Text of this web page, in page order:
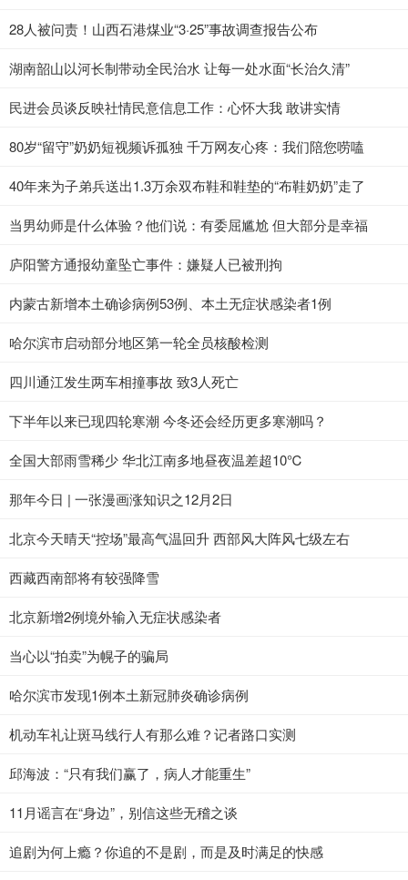
28人被问责！山西石港煤业“3·25”事故调查报告公布
湖南韶山以河长制带动全民治水 让每一处水面“长治久清”
民进会员谈反映社情民意信息工作：心怀大我 敢讲实情
80岁“留守”奶奶短视频诉孤独 千万网友心疼：我们陪您唠嗑
40年来为子弟兵送出1.3万余双布鞋和鞋垫的“布鞋奶奶”走了
当男幼师是什么体验？他们说：有委屈尴尬 但大部分是幸福
庐阳警方通报幼童坠亡事件：嫌疑人已被刑拘
内蒙古新增本土确诊病例53例、本土无症状感染者1例
哈尔滨市启动部分地区第一轮全员核酸检测
四川通江发生两车相撞事故 致3人死亡
下半年以来已现四轮寒潮 今冬还会经历更多寒潮吗？
全国大部雨雪稀少 华北江南多地昼夜温差超10℃
那年今日 | 一张漫画涨知识之12月2日
北京今天晴天“控场”最高气温回升 西部风大阵风七级左右
西藏西南部将有较强降雪
北京新增2例境外输入无症状感染者
当心以“拍卖”为幌子的骗局
哈尔滨市发现1例本土新冠肺炎确诊病例
机动车礼让斑马线行人有那么难？记者路口实测
邱海波：“只有我们赢了，病人才能重生”
11月谣言在“身边”，别信这些无稽之谈
追剧为何上瘾？你追的不是剧，而是及时满足的快感